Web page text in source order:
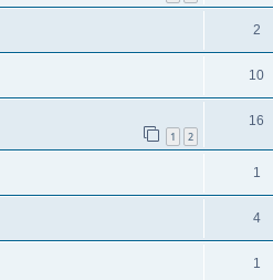
2
10
1 2
16
1
4
1